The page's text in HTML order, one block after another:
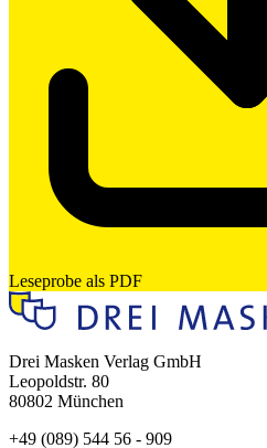
Leseprobe als PDF
Drei Masken Verlag GmbH
Leopoldstr. 80
80802 München
+49 (089) 544 56 - 909